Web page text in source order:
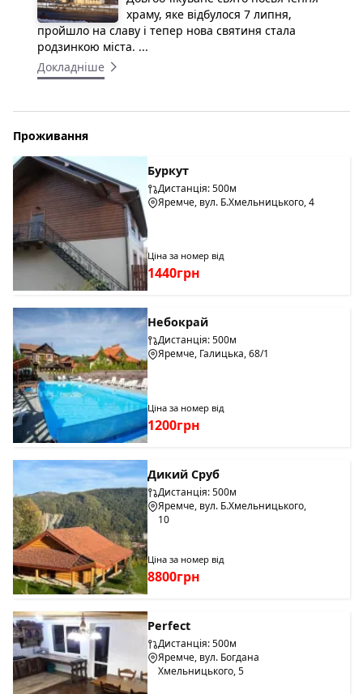
храму, яке відбулося 7 липня,
пройшло на славу і тепер нова святиня стала
родзинкою міста. ...
Докладніше
Проживання
Буркут
Дистанція: 500м
Яремче, вул. Б.Хмельницького, 4
Ціна за номер від
1440грн
Небокрай
Дистанція: 500м
Яремче, Галицька, 68/1
Ціна за номер від
1200грн
Дикий Сруб
Дистанція: 500м
Яремче, вул. Б.Хмельницького,
10
Ціна за номер від
8800грн
Perfect
Дистанція: 500м
Яремче, вул. Богдана
Хмельницького, 5